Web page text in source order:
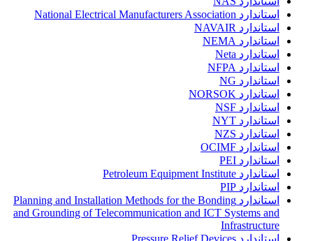
استاندارد National Electrical Manufacturers Association
استاندارد NAVAIR
استاندارد NEMA
استاندارد Neta
استاندارد NFPA
استاندارد NG
استاندارد NORSOK
استاندارد NSF
استاندارد NYT
استاندارد NZS
استاندارد OCIMF
استاندارد PEI
استاندارد Petroleum Equipment Institute
استاندارد PIP
استاندارد Planning and Installation Methods for the Bonding
and Grounding of Telecommunication and ICT Systems and
Infrastructure
استاندارد Pressure Relief Devices